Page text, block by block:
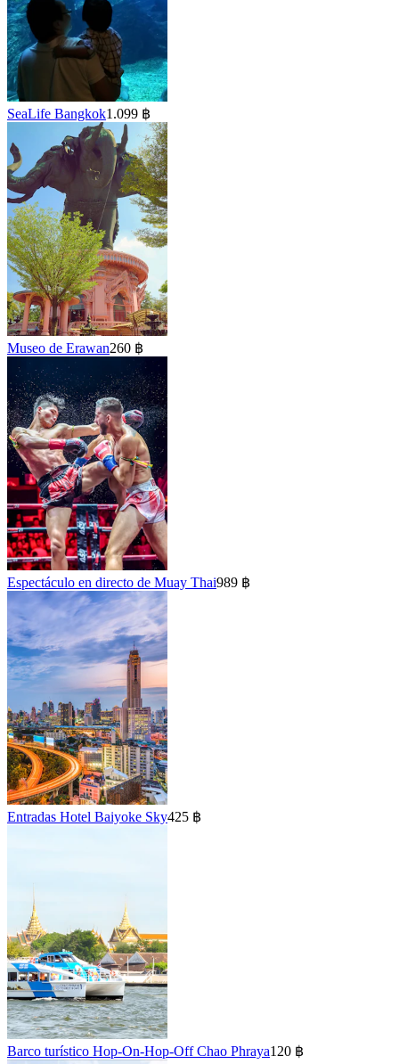
SeaLife Bangkok1.099 ฿
Museo de Erawan260 ฿
Espectáculo en directo de Muay Thai989 ฿
Entradas Hotel Baiyoke Sky425 ฿
Barco turístico Hop-On-Hop-Off Chao Phraya120 ฿